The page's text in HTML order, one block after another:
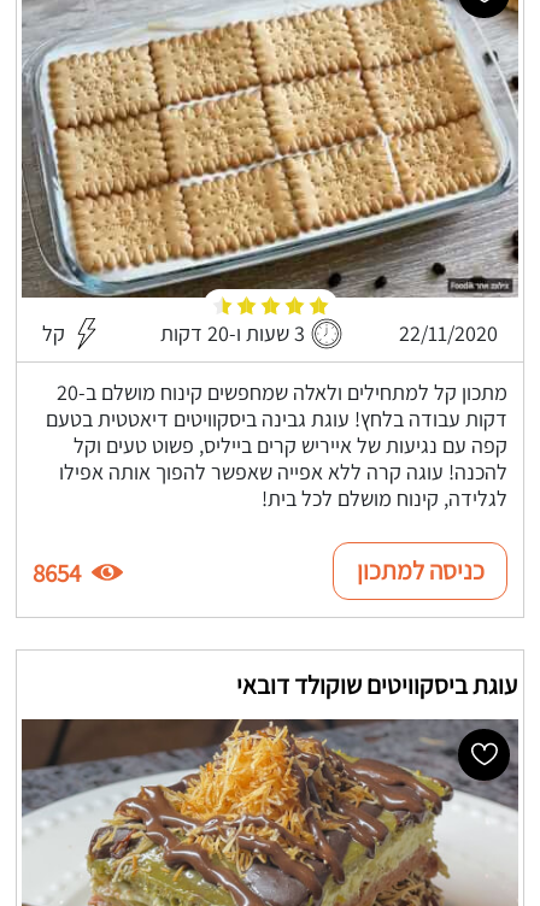
22/11/2020 3 שעות ו-20 דקות קל
מתכון קל למתחילים ולאלה שמחפשים קינוח מושלם ב-20
דקות עבודה בלחץ! עוגת גבינה ביסקוויטים דיאטטית בטעם
קפה עם נגיעות של אייריש קרים בייליס, פשוט טעים וקל
להכנה! עוגה קרה ללא אפייה שאפשר להפוך אותה אפילו
לגלידה, קינוח מושלם לכל בית!
כניסה למתכון 8654
עוגת ביסקוויטים שוקולד דובאי